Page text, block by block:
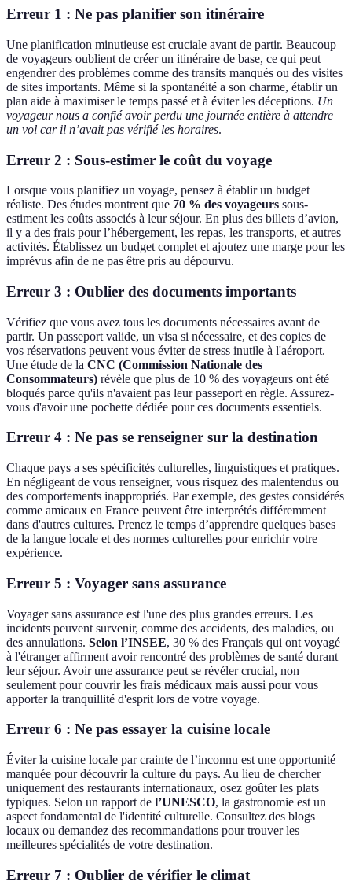
Erreur 1 : Ne pas planifier son itinéraire
Une planification minutieuse est cruciale avant de partir. Beaucoup
de voyageurs oublient de créer un itinéraire de base, ce qui peut
engendrer des problèmes comme des transits manqués ou des visites
de sites importants. Même si la spontanéité a son charme, établir un
plan aide à maximiser le temps passé et à éviter les déceptions. Un
voyageur nous a confié avoir perdu une journée entière à attendre
un vol car il n’avait pas vérifié les horaires.
Erreur 2 : Sous-estimer le coût du voyage
Lorsque vous planifiez un voyage, pensez à établir un budget
réaliste. Des études montrent que 70 % des voyageurs sous-
estiment les coûts associés à leur séjour. En plus des billets d’avion,
il y a des frais pour l’hébergement, les repas, les transports, et autres
activités. Établissez un budget complet et ajoutez une marge pour les
imprévus afin de ne pas être pris au dépourvu.
Erreur 3 : Oublier des documents importants
Vérifiez que vous avez tous les documents nécessaires avant de
partir. Un passeport valide, un visa si nécessaire, et des copies de
vos réservations peuvent vous éviter de stress inutile à l'aéroport.
Une étude de la CNC (Commission Nationale des
Consommateurs) révèle que plus de 10 % des voyageurs ont été
bloqués parce qu'ils n'avaient pas leur passeport en règle. Assurez-
vous d'avoir une pochette dédiée pour ces documents essentiels.
Erreur 4 : Ne pas se renseigner sur la destination
Chaque pays a ses spécificités culturelles, linguistiques et pratiques.
En négligeant de vous renseigner, vous risquez des malentendus ou
des comportements inappropriés. Par exemple, des gestes considérés
comme amicaux en France peuvent être interprétés différemment
dans d'autres cultures. Prenez le temps d’apprendre quelques bases
de la langue locale et des normes culturelles pour enrichir votre
expérience.
Erreur 5 : Voyager sans assurance
Voyager sans assurance est l'une des plus grandes erreurs. Les
incidents peuvent survenir, comme des accidents, des maladies, ou
des annulations. Selon l’INSEE, 30 % des Français qui ont voyagé
à l'étranger affirment avoir rencontré des problèmes de santé durant
leur séjour. Avoir une assurance peut se révéler crucial, non
seulement pour couvrir les frais médicaux mais aussi pour vous
apporter la tranquillité d'esprit lors de votre voyage.
Erreur 6 : Ne pas essayer la cuisine locale
Éviter la cuisine locale par crainte de l’inconnu est une opportunité
manquée pour découvrir la culture du pays. Au lieu de chercher
uniquement des restaurants internationaux, osez goûter les plats
typiques. Selon un rapport de l’UNESCO, la gastronomie est un
aspect fondamental de l'identité culturelle. Consultez des blogs
locaux ou demandez des recommandations pour trouver les
meilleures spécialités de votre destination.
Erreur 7 : Oublier de vérifier le climat